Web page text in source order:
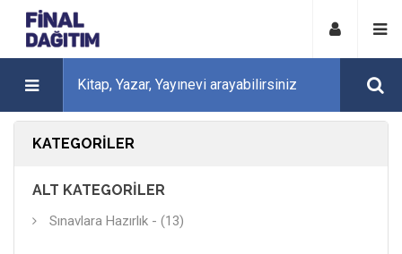
KATEGORILER
ALT KATEGORILER
Sınavlara Hazırlık - (13)